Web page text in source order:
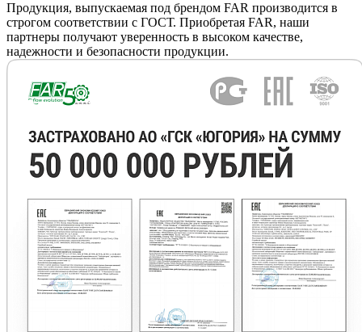
Продукция, выпускаемая под брендом FAR производится в
строгом соответствии с ГОСТ. Приобретая FAR, наши
партнеры получают уверенность в высоком качестве,
надежности и безопасности продукции.